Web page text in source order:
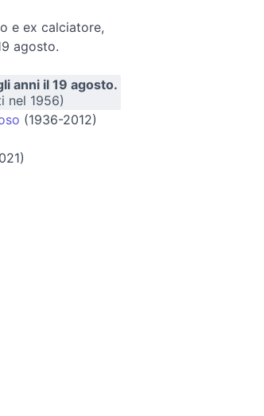
e ex calciatore,
agosto.
anni il 19 agosto.
nel 1956)
(1936-2012)